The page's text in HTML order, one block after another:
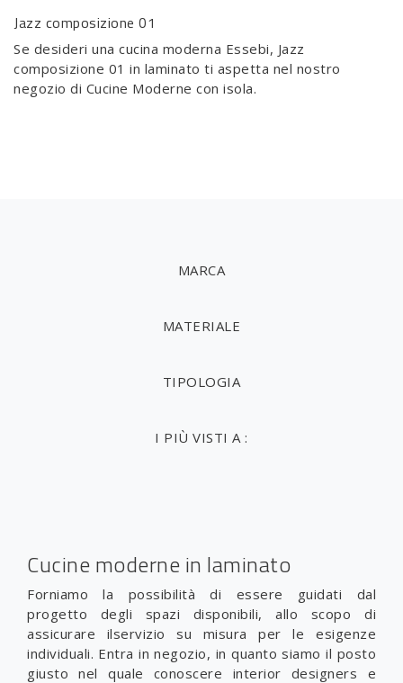
Jazz composizione 01
Se desideri una cucina moderna Essebi, Jazz
composizione 01 in laminato ti aspetta nel nostro
negozio di Cucine Moderne con isola.
MARCA
MATERIALE
TIPOLOGIA
I PIÙ VISTI A :
Cucine moderne in laminato
Forniamo la possibilità di essere guidati dal
progetto degli spazi disponibili, allo scopo di
assicurare ilservizio su misura per le esigenze
individuali. Entra in negozio, in quanto siamo il posto
giusto nel quale conoscere interior designers e